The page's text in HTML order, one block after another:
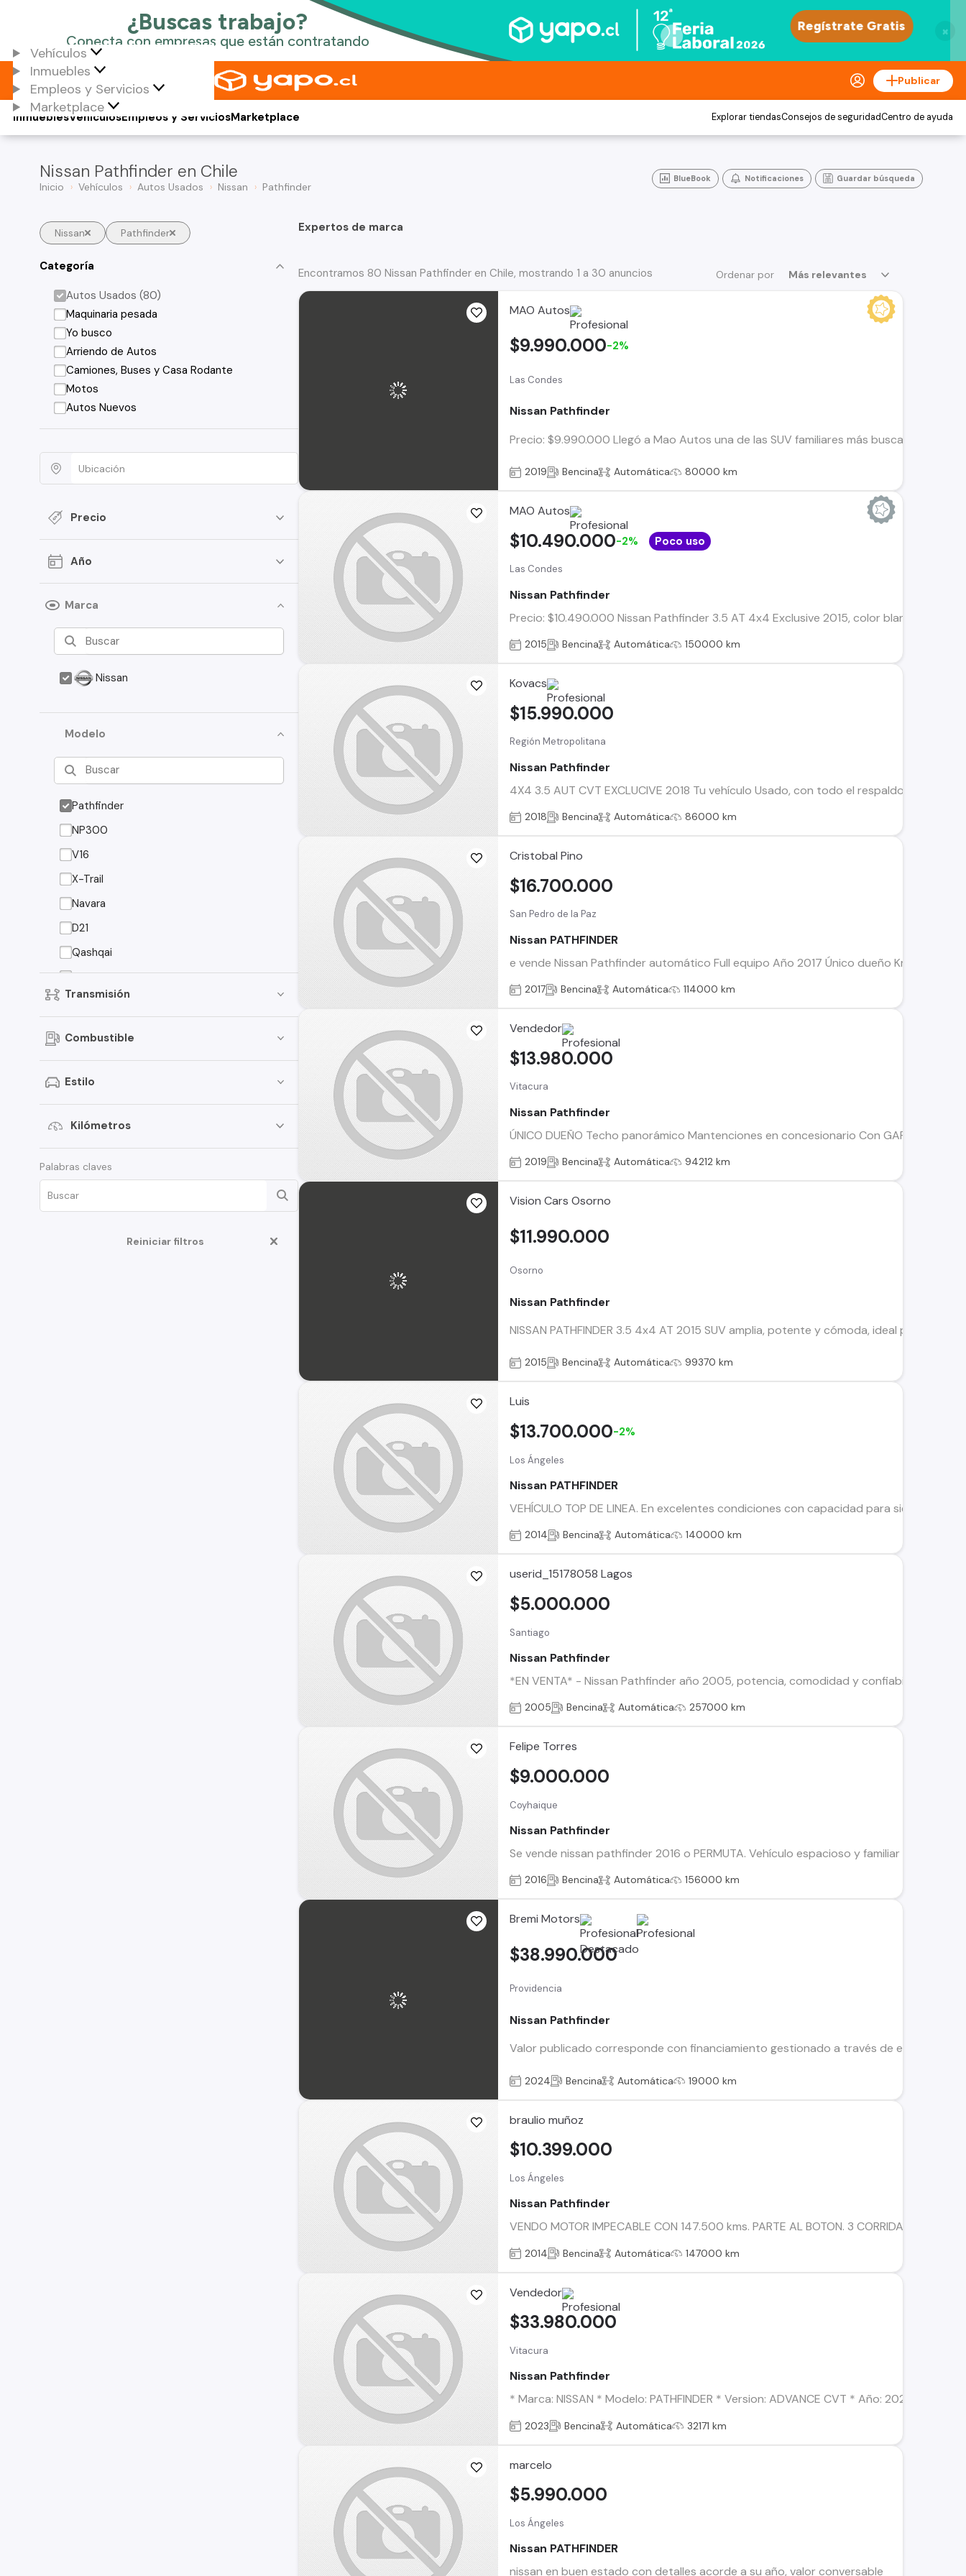
×
Vehículos
Inmuebles
Empleos y Servicios
Marketplace
Publicar
Vehículos
Inmuebles Empleos y ServiciosMarketplace Explorar tiendasConsejos de seguridadCentro de ayuda
Nissan Pathfinder en Chile
Inicio Vehículos Autos Usados Nissan Pathfinder
BlueBook Notificaciones Guardar búsqueda
Nissan Pathfinder
Categoría
Autos Usados (80)
Maquinaria pesada
Yo busco
Arriendo de Autos
Camiones, Buses y Casa Rodante
Motos
Autos Nuevos
Precio
Año
Marca
Nissan
Modelo
Pathfinder
NP300
V16
X-Trail
Navara
D21
Qashqai
Versa
Kicks
March
Tiida
Note
ALTIMA
D22
Transmisión
Combustible
Estilo
Kilómetros
Palabras claves
Reiniciar filtros
Expertos de marca
Ordenar por Más relevantes
Encontramos 80 Nissan Pathfinder en Chile, mostrando 1 a 30 anuncios
MAO Autos
Las Condes
Nissan Pathfinder
Precio: $9.990.000 Llegó a Mao Autos una de las SUV familiares más buscadas del
$9.990.000-2%
2019 Bencina Automática 80000 km
MAO Autos
Las Condes
Nissan Pathfinder
Precio: $10.490.000 Nissan Pathfinder 3.5 AT 4x4 Exclusive 2015, color blanco,
$10.490.000-2% Poco uso
2015 Bencina Automática 150000 km
Kovacs
Región Metropolitana
Nissan Pathfinder
4X4 3.5 AUT CVT EXCLUCIVE 2018 Tu vehículo Usado, con todo el respaldo de
$15.990.000
2018 Bencina Automática 86000 km
Cristobal Pino
San Pedro de la Paz
Nissan PATHFINDER
e vende Nissan Pathfinder automático Full equipo Año 2017 Único dueño Km:
$16.700.000
2017 Bencina Automática 114000 km
Vendedor
Vitacura
Nissan Pathfinder
ÚNICO DUEÑO Techo panorámico Mantenciones en concesionario Con GARANTÍA 2
$13.980.000
2019 Bencina Automática 94212 km
Vision Cars Osorno
Osorno
Nissan Pathfinder
NISSAN PATHFINDER 3.5 4x4 AT 2015 SUV amplia, potente y cómoda, ideal para
$11.990.000
2015 Bencina Automática 99370 km
Luis
Los Ángeles
Nissan PATHFINDER
VEHÍCULO TOP DE LINEA. En excelentes condiciones con capacidad para siete
$13.700.000-2%
2014 Bencina Automática 140000 km
userid_15178058 Lagos
Santiago
Nissan Pathfinder
*EN VENTA* - Nissan Pathfinder año 2005, potencia, comodidad y confiabilidad.
$5.000.000
2005 Bencina Automática 257000 km
Felipe Torres
Coyhaique
Nissan Pathfinder
Se vende nissan pathfinder 2016 o PERMUTA. Vehículo espacioso y familiar Motor
$9.000.000
2016 Bencina Automática 156000 km
Bremi Motors
Providencia
Nissan Pathfinder
Valor publicado corresponde con financiamiento gestionado a través de entidades
$38.990.000
2024 Bencina Automática 19000 km
braulio muñoz
Los Ángeles
Nissan Pathfinder
VENDO MOTOR IMPECABLE CON 147.500 kms. PARTE AL BOTON. 3 CORRIDAS DE
$10.399.000
2014 Bencina Automática 147000 km
Vendedor
Vitacura
Nissan Pathfinder
* Marca: NISSAN * Modelo: PATHFINDER * Version: ADVANCE CVT * Año: 2023 *
$33.980.000
2023 Bencina Automática 32171 km
marcelo
Los Ángeles
Nissan PATHFINDER
nissan en buen estado con detalles acorde a su año, valor conversable
$5.990.000